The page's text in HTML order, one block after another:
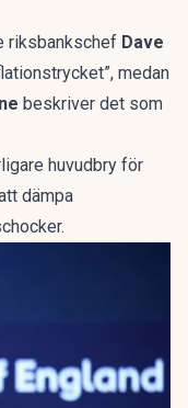
riksbankschef Dave
medan
beskriver det som
huvudbry för
dämpa